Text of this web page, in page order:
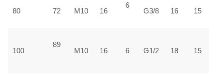
80 72 М10 16
6
G3/8 16 15
100
89
М10 16 6 G1/2 18 15